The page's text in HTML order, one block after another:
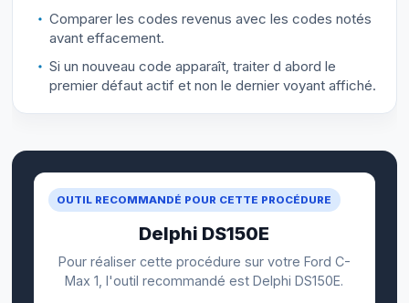
Comparer les codes revenus avec les codes notés
avant effacement.
Si un nouveau code apparaît, traiter d abord le
premier défaut actif et non le dernier voyant affiché.
OUTIL RECOMMANDÉ POUR CETTE PROCÉDURE
Delphi DS150E
Pour réaliser cette procédure sur votre Ford C-
Max 1, l'outil recommandé est Delphi DS150E.